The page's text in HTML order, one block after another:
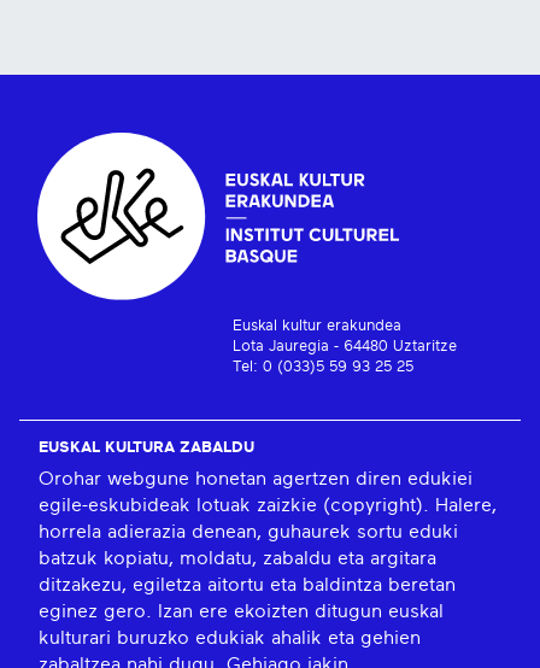
Euskal kultur erakundea
Lota Jauregia - 64480 Uztaritze
Tel: 0 (033)5 59 93 25 25
EUSKAL KULTURA ZABALDU
Orohar webgune honetan agertzen diren edukiei
egile-eskubideak lotuak zaizkie (copyright). Halere,
horrela adierazia denean, guhaurek sortu eduki
batzuk kopiatu, moldatu, zabaldu eta argitara
ditzakezu, egiletza aitortu eta baldintza beretan
eginez gero. Izan ere ekoizten ditugun euskal
kulturari buruzko edukiak ahalik eta gehien